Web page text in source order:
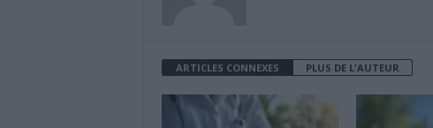
ARTICLES CONNEXES PLUS DE L'AUTEUR